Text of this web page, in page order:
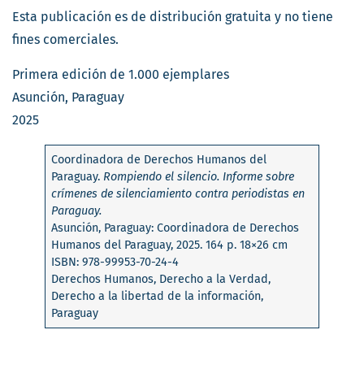
Esta publicación es de distribución gratuita y no tiene
fines comerciales.
Primera edición de 1.000 ejemplares
Asunción, Paraguay
2025
Coordinadora de Derechos Humanos del
Paraguay. Rompiendo el silencio. Informe sobre
crímenes de silenciamiento contra periodistas en
Paraguay.
Asunción, Paraguay: Coordinadora de Derechos
Humanos del Paraguay, 2025. 164 p. 18×26 cm
ISBN: 978-99953-70-24-4
Derechos Humanos, Derecho a la Verdad,
Derecho a la libertad de la información,
Paraguay